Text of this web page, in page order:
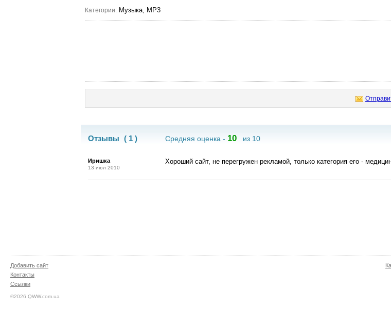
Категории: Музыка, MP3
Отзывы ( 1 ) Средняя оценка - 10 из 10
Иришка
13 июл 2010
Хороший сайт, не перегружен рекламой, только категория его -
Добавить сайт
Контакты
Ссылки
©2026 QWW.com.ua